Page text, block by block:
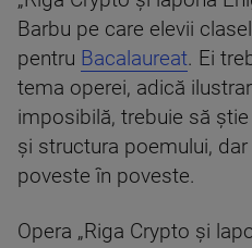
Barbu pe care elevii
pentru Bacalaureat. Ei
tema operei, adică
imposibilă, trebuie să
și structura poemului,
poveste în poveste.
Opera „Riga Crypto și